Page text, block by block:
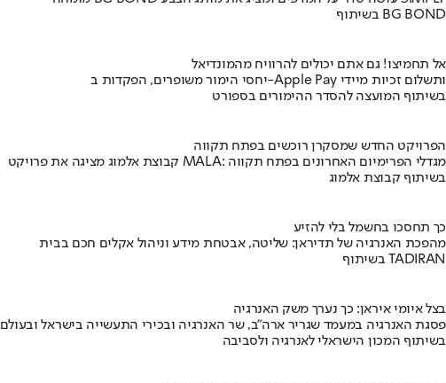
בשיתוף BG BOND
אל תחמיצו! גם אתם יכולים להרוויח מהמונדיאל
יחסי הימור משופרים, הפקדות ב-Apple Pay ותשלום זכיות מיידי
בשיתוף המועצה להסדר ההימורים בספורט
הפרויקט החדש שמסקרן רוכשים בפתח תקווה
קבוצת אלמוג מציגה את פרויקט MALA: מגדלי הפרימיום האחרונים בפתח תקווה
בשיתוף קבוצת אלמוג
כך תחסכו בחשמל בלי להזיע
מהפכת האנרגיה של תדיראן: שליטה, אבטחת מידע וניהול אקלים חכם בבית
בשיתוף TADIRAN
בצל איומי איראן: כך נערך משק האנרגיה
פסגת האנרגיה במעמד שגריר ארה"ב, שר האנרגיה ובכירי התעשייה בישראל ובעולם
בשיתוף המכון הישראלי לאנרגיה ולסביבה